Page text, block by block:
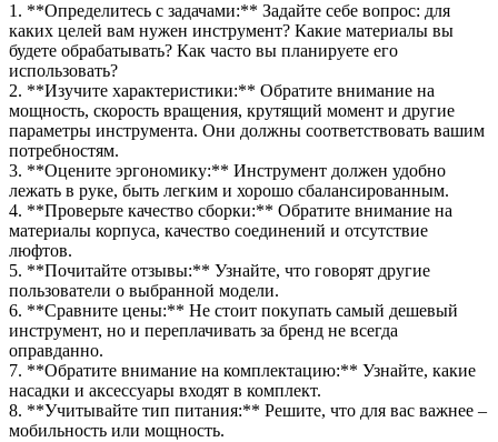
1. **Определитесь с задачами:** Задайте себе вопрос: для
каких целей вам нужен инструмент? Какие материалы вы
будете обрабатывать? Как часто вы планируете его
использовать?
2. **Изучите характеристики:** Обратите внимание на
мощность, скорость вращения, крутящий момент и другие
параметры инструмента. Они должны соответствовать вашим
потребностям.
3. **Оцените эргономику:** Инструмент должен удобно
лежать в руке, быть легким и хорошо сбалансированным.
4. **Проверьте качество сборки:** Обратите внимание на
материалы корпуса, качество соединений и отсутствие
люфтов.
5. **Почитайте отзывы:** Узнайте, что говорят другие
пользователи о выбранной модели.
6. **Сравните цены:** Не стоит покупать самый дешевый
инструмент, но и переплачивать за бренд не всегда
оправданно.
7. **Обратите внимание на комплектацию:** Узнайте, какие
насадки и аксессуары входят в комплект.
8. **Учитывайте тип питания:** Решите, что для вас важнее –
мобильность или мощность.